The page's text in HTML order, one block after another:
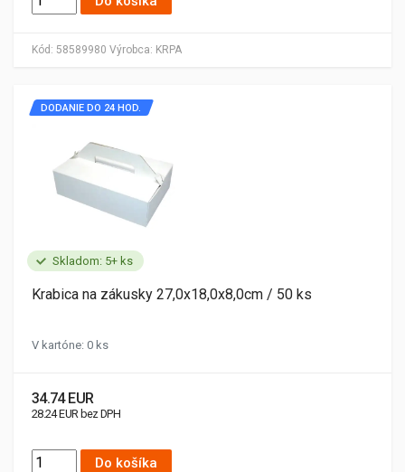
Kód: 58589980 Výrobca: KRPA
Skladom: 5+ ks
DODANIE DO 24 HOD.
Krabica na zákusky 27,0x18,0x8,0cm / 50 ks
V kartóne: 0 ks
34.74 EUR
28.24 EUR bez DPH
Do košíka